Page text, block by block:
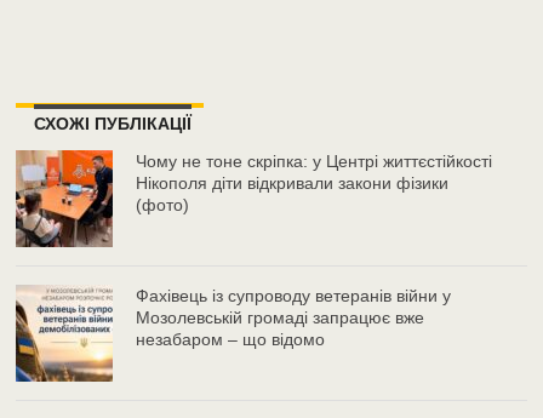
СХОЖІ ПУБЛІКАЦІЇ
Чому не тоне скріпка: у Центрі життєстійкості
Нікополя діти відкривали закони фізики
(фото)
Фахівець із супроводу ветеранів війни у
Мозолевській громаді запрацює вже
незабаром – що відомо